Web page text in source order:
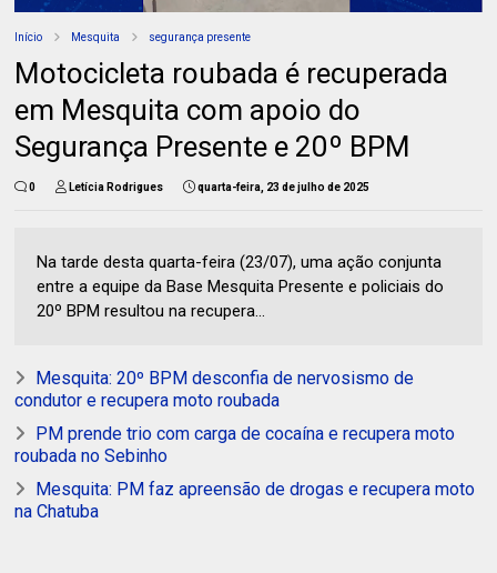
Início Mesquita segurança presente
Motocicleta roubada é recuperada
em Mesquita com apoio do
Segurança Presente e 20º BPM
0 Letícia Rodrigues quarta-feira, 23 de julho de 2025
Na tarde desta quarta-feira (23/07), uma ação conjunta
entre a equipe da Base Mesquita Presente e policiais do
20º BPM resultou na recupera...
Mesquita: 20º BPM desconfia de nervosismo de
condutor e recupera moto roubada
PM prende trio com carga de cocaína e recupera moto
roubada no Sebinho
Mesquita: PM faz apreensão de drogas e recupera moto
na Chatuba